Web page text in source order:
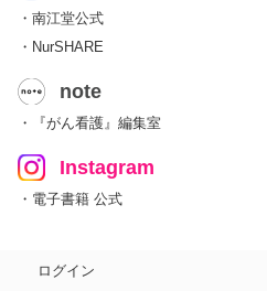
・南江堂公式
・NurSHARE
note
・『がん看護』編集室
Instagram
・電子書籍 公式
ログイン